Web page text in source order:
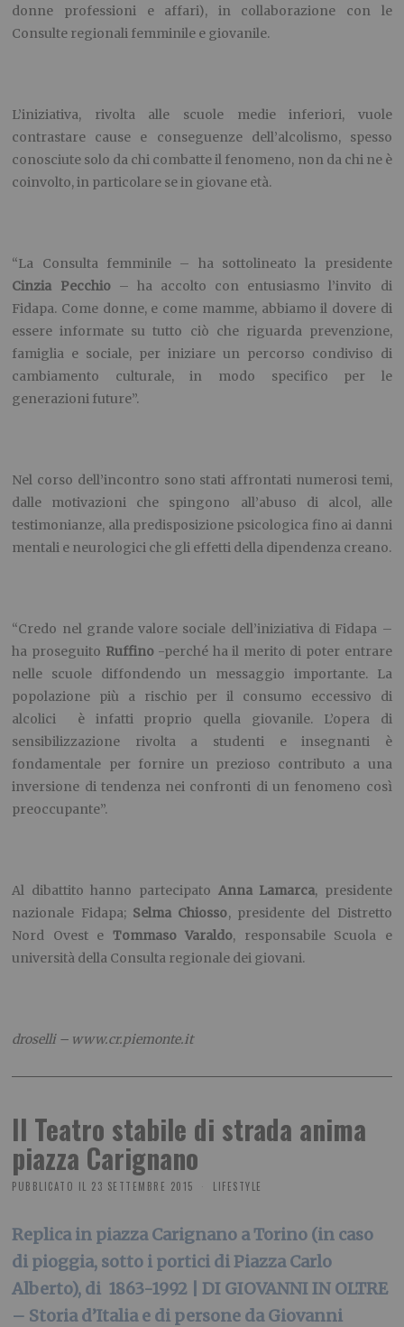
donne professioni e affari), in collaborazione con le
Consulte regionali femminile e giovanile.
L’iniziativa, rivolta alle scuole medie inferiori, vuole
contrastare cause e conseguenze dell’alcolismo, spesso
conosciute solo da chi combatte il fenomeno, non da chi ne è
coinvolto, in particolare se in giovane età.
“La Consulta femminile – ha sottolineato la presidente
Cinzia Pecchio– ha accolto con entusiasmo l’invito di
Fidapa. Come donne, e come mamme, abbiamo il dovere di
essere informate su tutto ciò che riguarda prevenzione,
famiglia e sociale, per iniziare un percorso condiviso di
cambiamento culturale, in modo specifico per le
generazioni future”.
Nel corso dell’incontro sono stati affrontati numerosi temi,
dalle motivazioni che spingono all’abuso di alcol, alle
testimonianze, alla predisposizione psicologica fino ai danni
mentali e neurologici che gli effetti della dipendenza creano.
“Credo nel grande valore sociale dell’iniziativa di Fidapa –
ha proseguito Ruffino-perché ha il merito di poter entrare
nelle scuole diffondendo un messaggio importante. La
popolazione più a rischio per il consumo eccessivo di
alcolici è infatti proprio quella giovanile. L’opera di
sensibilizzazione rivolta a studenti e insegnanti è
fondamentale per fornire un prezioso contributo a una
inversione di tendenza nei confronti di un fenomeno così
preoccupante”.
Al dibattito hanno partecipato Anna Lamarca, presidente
nazionale Fidapa; Selma Chiosso, presidente del Distretto
Nord Ovest e Tommaso Varaldo, responsabile Scuola e
università della Consulta regionale dei giovani.
droselli – www.cr.piemonte.it
Il Teatro stabile di strada anima
piazza Carignano
PUBBLICATO IL 23 SETTEMBRE 2015 LIFESTYLE
Replica in piazza Carignano a Torino (in caso
di pioggia, sotto i portici di Piazza Carlo
Alberto), di 1863-1992 | DI GIOVANNI IN OLTRE
– Storia d’Italia e di persone da Giovanni